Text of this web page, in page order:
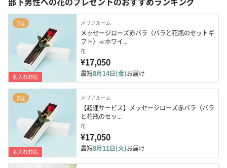
1位
名入れ対応
メリアルーム
メッセージローズ赤バラ（バラと花瓶のセットギ
フト）≪ホワイ...
花
¥17,050
最短8月14日(金)お届け
2位
名入れ対応
メリアルーム
【超速サービス】メッセージローズ赤バラ（バラ
と花瓶のセッ...
花
¥17,050
最短8月11日(火)お届け